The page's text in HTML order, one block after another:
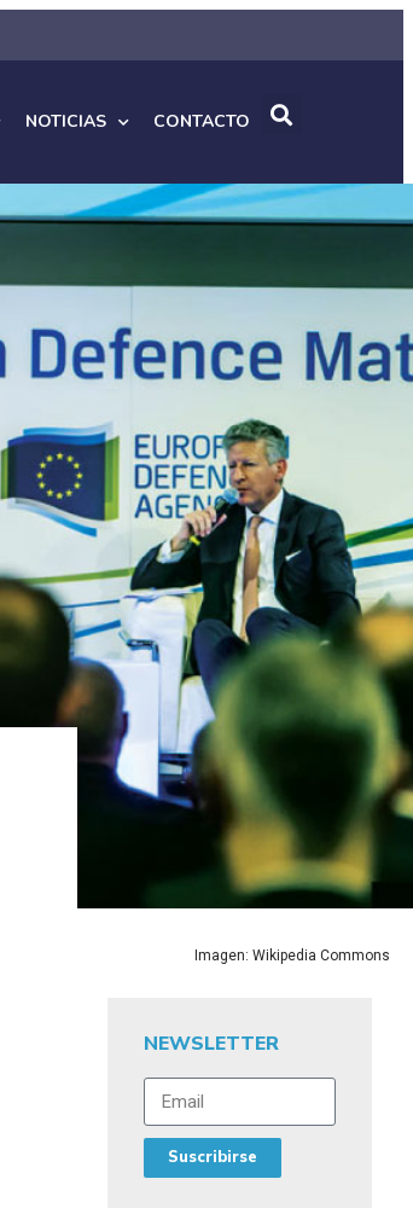
NOTICIAS CONTACTO
Imagen: Wikipedia Commons
NEWSLETTER
Suscribirse